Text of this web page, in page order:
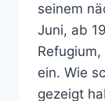
seinem
Juni, ab
ein. Wie
gezeigt